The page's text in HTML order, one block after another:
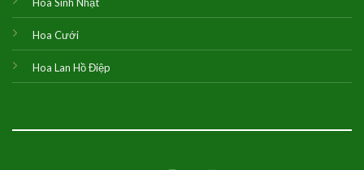
Hoa Sinh Nhật
Hoa Cưới
Hoa Lan Hồ Điệp